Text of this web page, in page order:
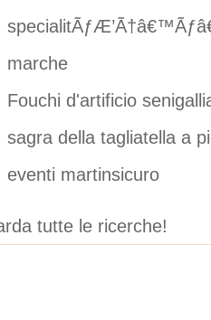
marche
Fouchi d'artificio
sagra della tagliatella a
eventi martinsicuro
tutte le ricerche!